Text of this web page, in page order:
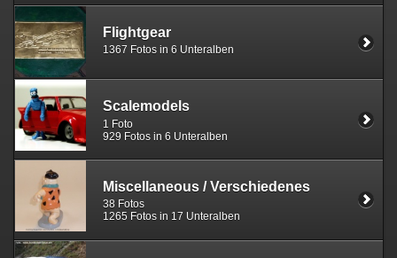
Flightgear
1367 Fotos in 6 Unteralben
Scalemodels
1 Foto
929 Fotos in 6 Unteralben
Miscellaneous / Verschiedenes
38 Fotos
1265 Fotos in 17 Unteralben